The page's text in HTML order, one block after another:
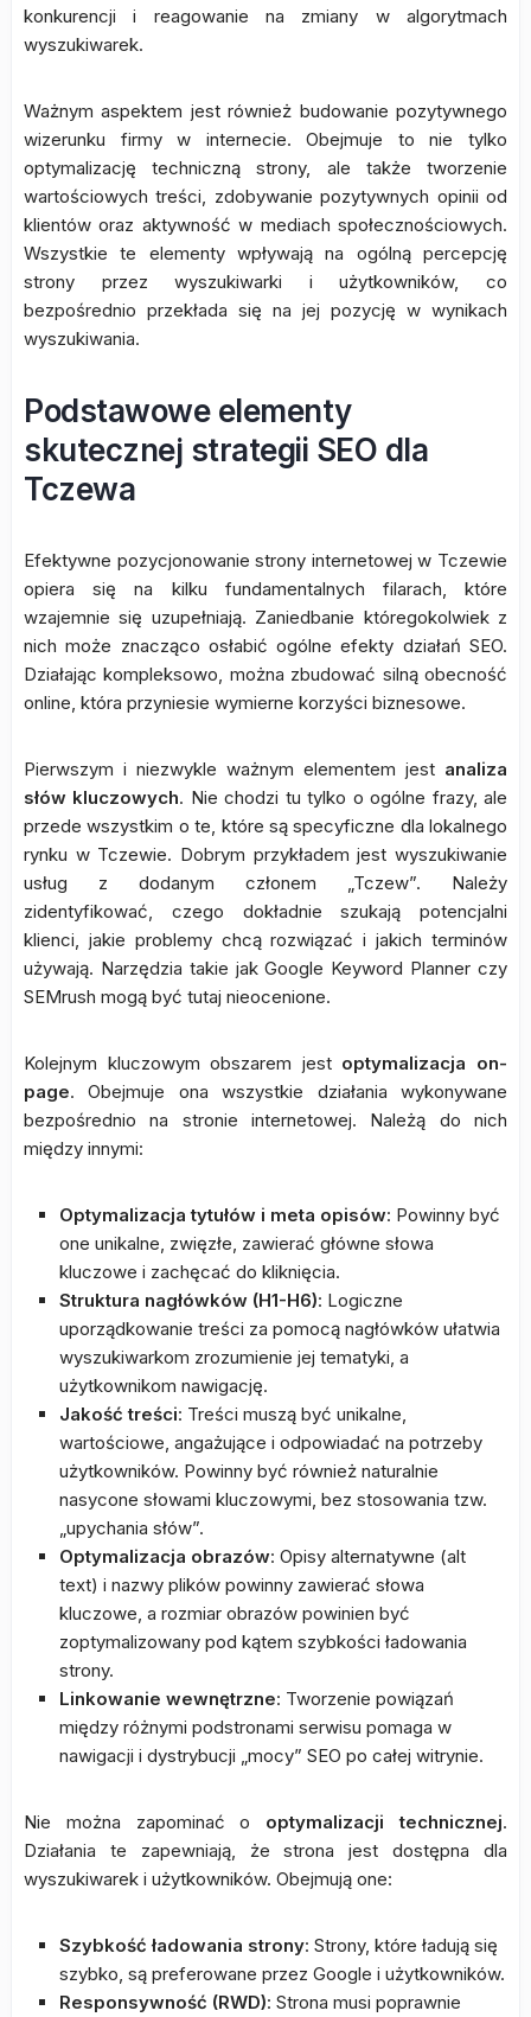
konkurencji i reagowanie na zmiany w algorytmach
wyszukiwarek.
Ważnym aspektem jest również budowanie pozytywnego
wizerunku firmy w internecie. Obejmuje to nie tylko
optymalizację techniczną strony, ale także tworzenie
wartościowych treści, zdobywanie pozytywnych opinii od
klientów oraz aktywność w mediach społecznościowych.
Wszystkie te elementy wpływają na ogólną percepcję
strony przez wyszukiwarki i użytkowników, co
bezpośrednio przekłada się na jej pozycję w wynikach
wyszukiwania.
Podstawowe elementy
skutecznej strategii SEO dla
Tczewa
Efektywne pozycjonowanie strony internetowej w Tczewie
opiera się na kilku fundamentalnych filarach, które
wzajemnie się uzupełniają. Zaniedbanie któregokolwiek z
nich może znacząco osłabić ogólne efekty działań SEO.
Działając kompleksowo, można zbudować silną obecność
online, która przyniesie wymierne korzyści biznesowe.
Pierwszym i niezwykle ważnym elementem jest analiza
słów kluczowych. Nie chodzi tu tylko o ogólne frazy, ale
przede wszystkim o te, które są specyficzne dla lokalnego
rynku w Tczewie. Dobrym przykładem jest wyszukiwanie
usług z dodanym członem „Tczew”. Należy
zidentyfikować, czego dokładnie szukają potencjalni
klienci, jakie problemy chcą rozwiązać i jakich terminów
używają. Narzędzia takie jak Google Keyword Planner czy
SEMrush mogą być tutaj nieocenione.
Kolejnym kluczowym obszarem jest optymalizacja on-
page. Obejmuje ona wszystkie działania wykonywane
bezpośrednio na stronie internetowej. Należą do nich
między innymi:
Optymalizacja tytułów i meta opisów: Powinny być
one unikalne, zwięzłe, zawierać główne słowa
kluczowe i zachęcać do kliknięcia.
Struktura nagłówków (H1-H6): Logiczne
uporządkowanie treści za pomocą nagłówków ułatwia
wyszukiwarkom zrozumienie jej tematyki, a
użytkownikom nawigację.
Jakość treści: Treści muszą być unikalne,
wartościowe, angażujące i odpowiadać na potrzeby
użytkowników. Powinny być również naturalnie
nasycone słowami kluczowymi, bez stosowania tzw.
„upychania słów”.
Optymalizacja obrazów: Opisy alternatywne (alt
text) i nazwy plików powinny zawierać słowa
kluczowe, a rozmiar obrazów powinien być
zoptymalizowany pod kątem szybkości ładowania
strony.
Linkowanie wewnętrzne: Tworzenie powiązań
między różnymi podstronami serwisu pomaga w
nawigacji i dystrybucji „mocy” SEO po całej witrynie.
Nie można zapominać o optymalizacji technicznej.
Działania te zapewniają, że strona jest dostępna dla
wyszukiwarek i użytkowników. Obejmują one:
Szybkość ładowania strony: Strony, które ładują się
szybko, są preferowane przez Google i użytkowników.
Responsywność (RWD): Strona musi poprawnie